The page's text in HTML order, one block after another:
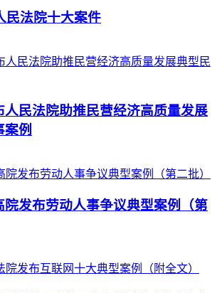
民法院十大案件
人民法院助推民营经济高质量发展
案例
院发布劳动人事争议典型案例（第